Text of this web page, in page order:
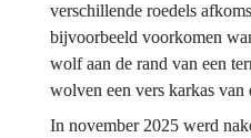
verschillende roedels
bijvoorbeeld voorkomen
wolf aan de rand van een
wolven een vers karkas
In november 2025 werd